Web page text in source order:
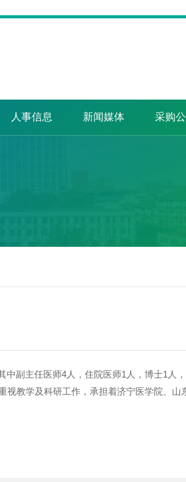
人事信息 新闻媒体 采购
副主任医师4人，住院医师1人，博士1人
教学及科研工作，承担着济宁医学院、